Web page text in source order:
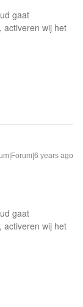
gaat
activeren wij het
years ago
gaat
activeren wij het